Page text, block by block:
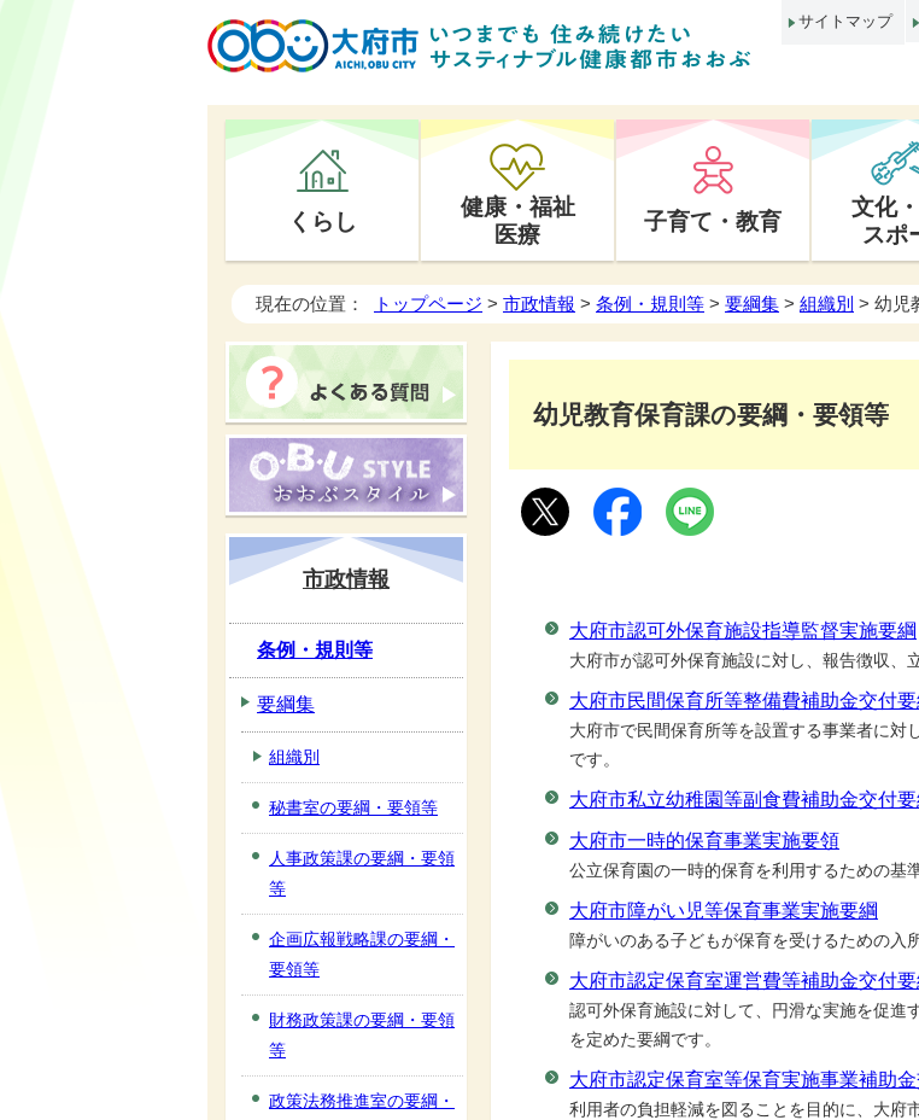
サイトマップ
くらし
健康・福祉
医療
子育て・教育
文化
スポ
現在の位置： トップページ > 市政情報 > 条例・規則等 > 要綱集 > 組織別 > 幼児
幼児教育保育課の要綱・要領等
大府市認可外保育施設指導監督実施要綱
大府市が認可外保育施設に対し、報告徴収、
大府市民間保育所等整備費補助金交付要
大府市で民間保育所等を設置する事業者に対
です。
大府市私立幼稚園等副食費補助金交付要
大府市一時的保育事業実施要領
公立保育園の一時的保育を利用するための基
大府市障がい児等保育事業実施要綱
障がいのある子どもが保育を受けるための入
大府市認定保育室運営費等補助金交付要
認可外保育施設に対して、円滑な実施を促進
を定めた要綱です。
大府市認定保育室等保育実施事業補助
利用者の負担軽減を図ることを目的に、大府
市政情報
条例・規則等
要綱集
組織別
秘書室の要綱・要領等
人事政策課の要綱・要領
等
企画広報戦略課の要綱・
要領等
財務政策課の要綱・要領
等
政策法務推進室の要綱・